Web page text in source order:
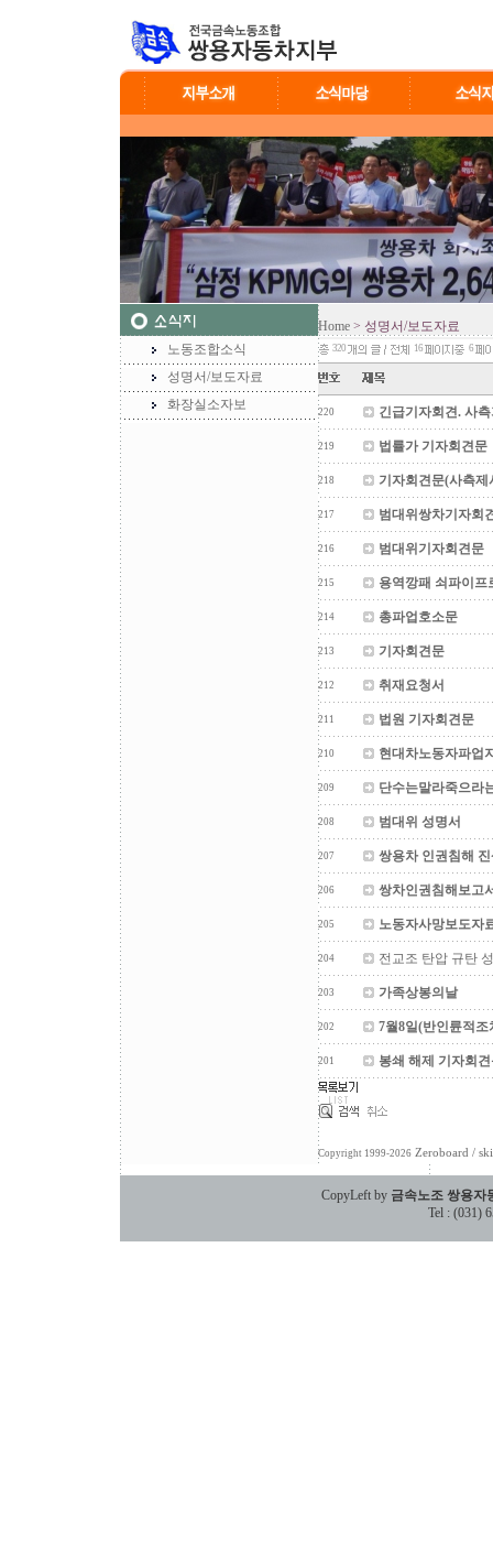
노동조합소식
성명서/보도자료
화장실소자보
Home > 성명서/보도자료
320 16 6
220 긴급기자회견. 사
219 법률가 기자회견문
218 기자회견문(사측제
217 범대위쌍차기자회
216 범대위기자회견문
215 용역깡패 쇠파이
214 총파업호소문
213 기자회견문
212 취재요청서
211 법원 기자회견문
210 현대차노동자파업
209 단수는말라죽으라
208 범대위 성명서
207 쌍용차 인권침해
206 쌍차인권침해보고
205 노동자사망보도자
204 전교조 탄압 규탄
203 가족상봉의날
202 7월8일(반인륜적
201 봉쇄 해제 기자회
Copyright 1999-2026 Zeroboard /
CopyLeft by 금속노조 쌍용자
Tel : (031)